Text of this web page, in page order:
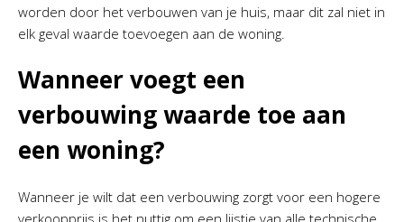
worden door het verbouwen van je huis, maar dit zal niet in
elk geval waarde toevoegen aan de woning.
Wanneer voegt een
verbouwing waarde toe aan
een woning?
Wanneer je wilt dat een verbouwing zorgt voor een hogere
verkoopprijs is het nuttig om een lijstje van alle technische